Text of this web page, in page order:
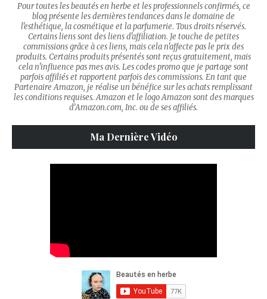
Pour toutes les beautés en herbe et les professionnels confirmés, ce
blog présente les dernières tendances dans le domaine de
l'esthétique, la cosmétique et la parfumerie. Tous droits réservés.
Certains liens sont des liens d'affiliation. Je touche de petites
commissions grâce à ces liens, mais cela n'affecte pas le prix des
produits. Certains produits présentés sont reçus gratuitement, mais
cela n'influence pas mes avis. Les codes promo que je partage sont
parfois affiliés et rapportent parfois des commissions. En tant que
Partenaire Amazon, je réalise un bénéfice sur les achats remplissant
les conditions requises. Amazon et le logo Amazon sont des marques
d’Amazon.com, Inc. ou de ses affiliés.
Ma Dernière Vidéo